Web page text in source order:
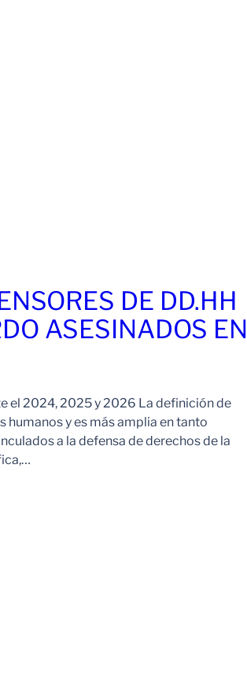
DE DD.HH
ASESINADOS EN
el 2024, 2025 y 2026 La definición de
y es más amplia en tanto
a la defensa de derechos de la